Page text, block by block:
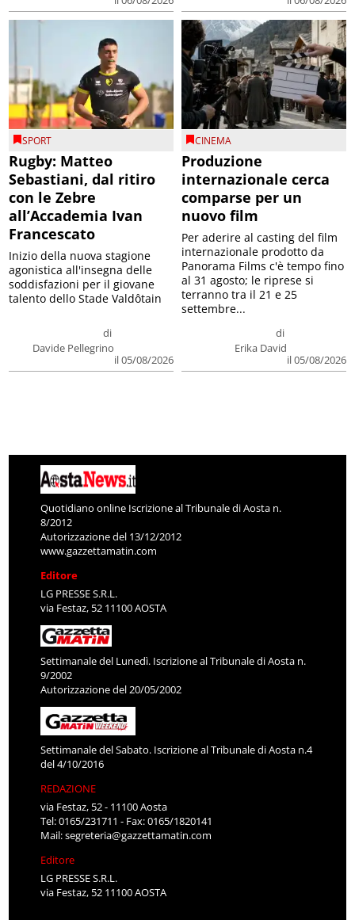
SPORT
Rugby: Matteo
Sebastiani, dal ritiro
con le Zebre
all’Accademia Ivan
Francescato
di
Davide Pellegrino
il 05/08/2026
Inizio della nuova stagione
agonistica all'insegna delle
soddisfazioni per il giovane
talento dello Stade Valdôtain
CINEMA
Produzione
internazionale cerca
comparse per un
nuovo film
di
Erika David
il 05/08/2026
Per aderire al casting del film
internazionale prodotto da
Panorama Films c'è tempo fino
al 31 agosto; le riprese si
terranno tra il 21 e 25
settembre...
Quotidiano online Iscrizione al Tribunale di Aosta n.
8/2012
Autorizzazione del 13/12/2012
www.gazzettamatin.com
Editore
LG PRESSE S.R.L.
via Festaz, 52 11100 AOSTA
Settimanale del Lunedì. Iscrizione al Tribunale di Aosta n.
9/2002
Autorizzazione del 20/05/2002
Settimanale del Sabato. Iscrizione al Tribunale di Aosta n.4
del 4/10/2016
REDAZIONE
via Festaz, 52 - 11100 Aosta
Tel: 0165/231711 - Fax: 0165/1820141
Mail:segreteria@gazzettamatin.com
Editore
LG PRESSE S.R.L.
via Festaz, 52 11100 AOSTA